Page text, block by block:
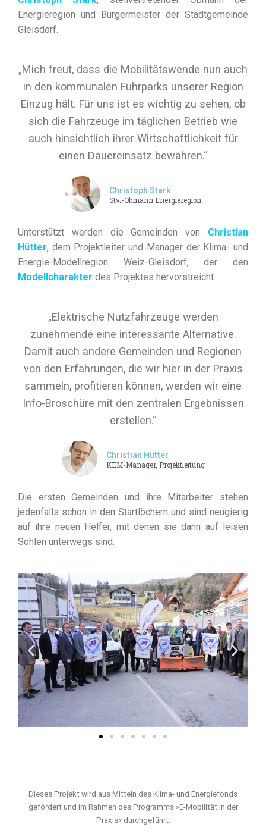
Energieregion und Bürgermeister der Stadtgemeinde
Gleisdorf.
„Mich freut, dass die Mobilitätswende nun auch
in den kommunalen Fuhrparks unserer Region
Einzug hält. Für uns ist es wichtig zu sehen, ob
sich die Fahrzeuge im täglichen Betrieb wie
auch hinsichtlich ihrer Wirtschaftlichkeit für
einen Dauereinsatz bewähren.“
Christoph Stark
Stv.-Obmann Energieregion
Unterstützt werden die Gemeinden von Christian
Hütter, dem Projektleiter und Manager der Klima- und
Energie-Modellregion Weiz-Gleisdorf, der den
Modellcharakter des Projektes hervorstreicht.
„Elektrische Nutzfahrzeuge werden
zunehmende eine interessante Alternative.
Damit auch andere Gemeinden und Regionen
von den Erfahrungen, die wir hier in der Praxis
sammeln, profitieren können, werden wir eine
Info-Broschüre mit den zentralen Ergebnissen
erstellen.“
Christian Hütter
KEM-Manager, Projektleitung
Die ersten Gemeinden und ihre Mitarbeiter stehen
jedenfalls schon in den Startlöchern und sind neugierig
auf ihre neuen Helfer, mit denen sie dann auf leisen
Sohlen unterwegs sind.
Dieses Projekt wird aus Mitteln des Klima- und Energiefonds
gefördert und im Rahmen des Programms »E-Mobilität in der
Praxis« durchgeführt.